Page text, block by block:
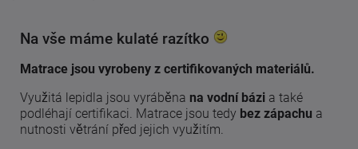
Na vše máme kulaté razítko
Matrace jsou vyrobeny z certifikovaných materiálů.
Využitá lepidla jsou vyráběna na vodní bázi a také
podléhají certifikaci. Matrace jsou tedy bez zápachu a
nutnosti větrání před jejich využitím.